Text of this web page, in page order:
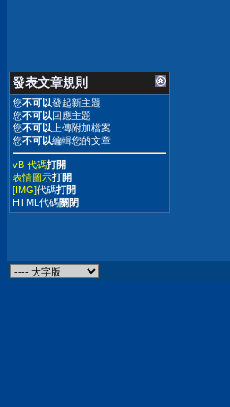
發表文章規則
您不可以發起新主題
您不可以回應主題
您不可以 上傳附加檔案
您不可以編輯您的文章
vB 代碼打開
表情圖示打開
[IMG]代碼打開
HTML代碼關閉